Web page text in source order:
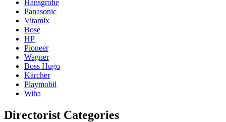
Hansgrohe
Panasonic
Vitamix
Bose
HP
Pioneer
Wagner
Boss Hugo
Kärcher
Playmobil
Wiha
Directorist Categories